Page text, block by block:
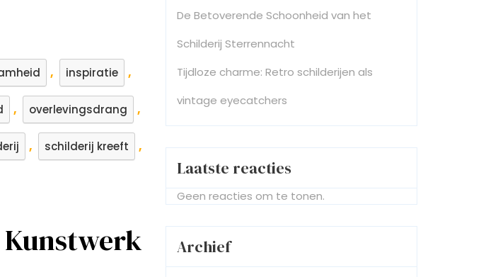
, inspiratie ,
, overlevingsdrang ,
, schilderij kreeft ,
De Betoverende Schoonheid van het
Schilderij Sterrennacht
Tijdloze charme: Retro schilderijen als
vintage eyecatchers
Laatste reacties
Geen reacties om te tonen.
Archief